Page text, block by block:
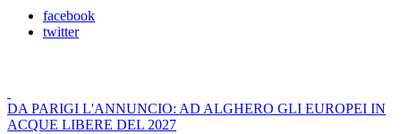
facebook
twitter
DA PARIGI L'ANNUNCIO: AD ALGHERO GLI EUROPEI IN
ACQUE LIBERE DEL 2027